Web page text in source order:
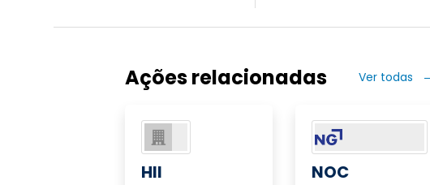
Ações relacionadas Ver todas
HII NOC